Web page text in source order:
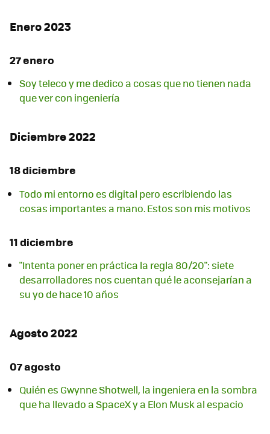
Enero 2023
27 enero
Soy teleco y me dedico a cosas que no tienen nada
que ver con ingeniería
Diciembre 2022
18 diciembre
Todo mi entorno es digital pero escribiendo las
cosas importantes a mano. Estos son mis motivos
11 diciembre
"Intenta poner en práctica la regla 80/20": siete
desarrolladores nos cuentan qué le aconsejarían a
su yo de hace 10 años
Agosto 2022
07 agosto
Quién es Gwynne Shotwell, la ingeniera en la sombra
que ha llevado a SpaceX y a Elon Musk al espacio